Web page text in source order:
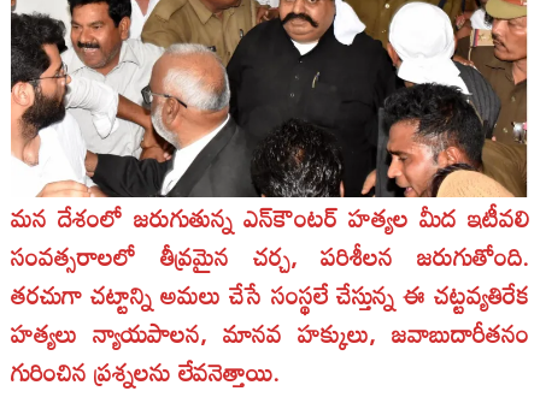
మన దేశంలో జరుగుతున్న ఎన్‌కౌంటర్ హత్యల మీద ఇటీవలి
సంవత్సరాలలో తీవ్రమైన చర్చ, పరిశీలన జరుగుతోంది.
తరచుగా చట్టాన్ని అమలు చేసే సంస్థలే చేస్తున్న ఈ చట్టవ్యతిరేక
హత్యలు న్యాయపాలన, మానవ హక్కులు, జవాబుదారీతనం
గురించిన ప్రశ్నలను లేవనెత్తాయి.